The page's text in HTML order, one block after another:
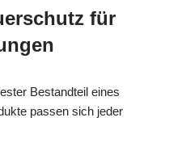
für
Bestandteil eines
passen sich jeder